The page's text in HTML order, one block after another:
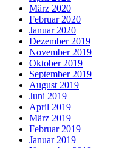
März 2020
Februar 2020
Januar 2020
Dezember 2019
November 2019
Oktober 2019
September 2019
August 2019
Juni 2019
April 2019
März 2019
Februar 2019
Januar 2019